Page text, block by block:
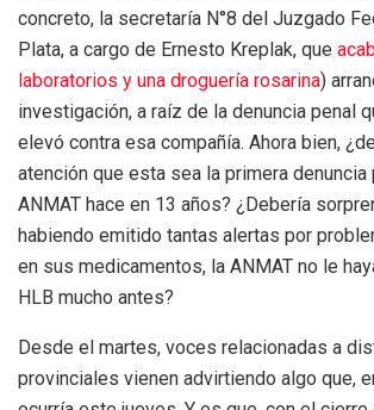
concreto, la secretaría N°8 del Juzgado
Plata, a cargo de Ernesto Kreplak, que
laboratorios y una droguería rosarina)
investigación, a raíz de la denuncia penal
elevó contra esa compañía. Ahora bien,
atención que esta sea la primera denuncia
ANMAT hace en 13 años? ¿Debería
habiendo emitido tantas alertas por
en sus medicamentos, la ANMAT no le
HLB mucho antes?
Desde el martes, voces relacionadas a
provinciales vienen advirtiendo algo que,